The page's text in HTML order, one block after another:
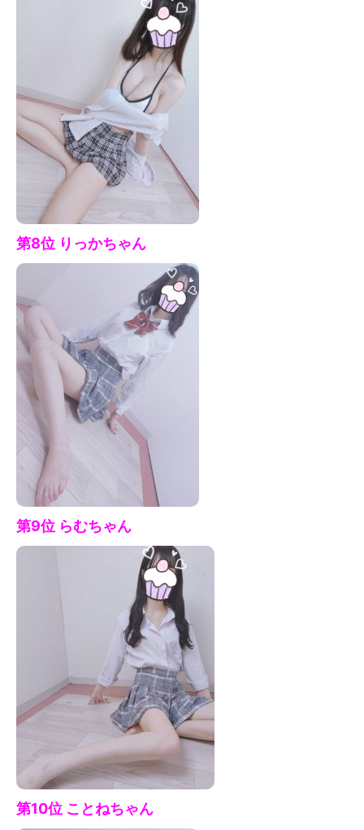
第8位 りっかちゃん
第9位 らむちゃん
第10位 ことねちゃん